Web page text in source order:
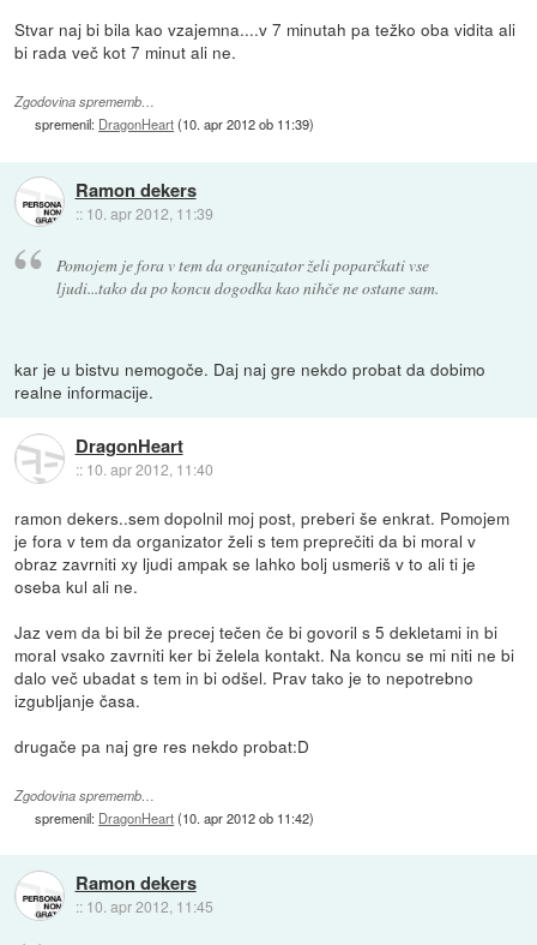
Stvar naj bi bila kao vzajemna....v 7 minutah pa težko oba vidita ali
bi rada več kot 7 minut ali ne.
Zgodovina sprememb…
spremenil: DragonHeart(10. apr 2012 ob 11:39)
Ramon dekers
:: 10. apr 2012, 11:39
Pomojem je fora v tem da organizator želi poparčkati vse
ljudi...tako da po koncu dogodka kao nihče ne ostane sam.
kar je u bistvu nemogoče. Daj naj gre nekdo probat da dobimo
realne informacije.
DragonHeart
:: 10. apr 2012, 11:40
ramon dekers..sem dopolnil moj post, preberi še enkrat. Pomojem
je fora v tem da organizator želi s tem preprečiti da bi moral v
obraz zavrniti xy ljudi ampak se lahko bolj usmeriš v to ali ti je
oseba kul ali ne.
Jaz vem da bi bil že precej tečen če bi govoril s 5 dekletami in bi
moral vsako zavrniti ker bi želela kontakt. Na koncu se mi niti ne bi
dalo več ubadat s tem in bi odšel. Prav tako je to nepotrebno
izgubljanje časa.
drugače pa naj gre res nekdo probat:D
Zgodovina sprememb…
spremenil: DragonHeart(10. apr 2012 ob 11:42)
Ramon dekers
:: 10. apr 2012, 11:45